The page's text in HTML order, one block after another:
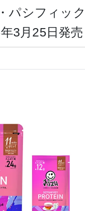
パシフィッ
3月25日発売